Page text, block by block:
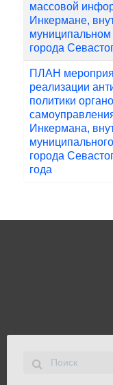
массовой
Инкермане,
муниципальном
города
ПЛАН
реализации
политики
Инкермана,
города
года